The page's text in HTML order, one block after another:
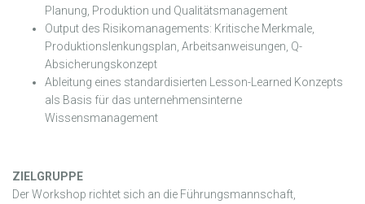
Planung, Produktion und Qualitätsmanagement
Output des Risikomanagements: Kritische Merkmale,
Produktionslenkungsplan, Arbeitsanweisungen, Q-
Absicherungskonzept
Ableitung eines standardisierten Lesson-Learned Konzepts
als Basis für das unternehmensinterne
Wissensmanagement
ZIELGRUPPE
Der Workshop richtet sich an die Führungsmannschaft,